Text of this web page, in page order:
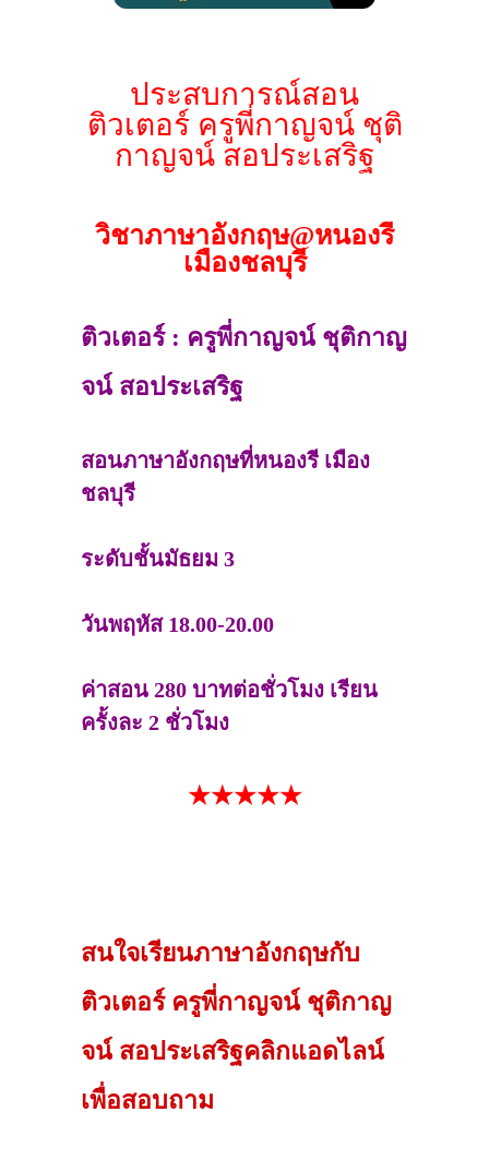
ประสบการณ์สอน
ติวเตอร์ ครูพี่กาญจน์ ชุติ
กาญจน์ สอประเสริฐ
วิชาภาษาอังกฤษ@หนองรี
เมืองชลบุรี
ติวเตอร์ : ครูพี่กาญจน์ ชุติกาญ
จน์ สอประเสริฐ
สอนภาษาอังกฤษที่หนองรี เมือง
ชลบุรี
ระดับชั้นมัธยม 3
วันพฤหัส 18.00-20.00
ค่าสอน 280 บาทต่อชั่วโมง เรียน
ครั้งละ 2 ชั่วโมง
★★★★★
สนใจเรียนภาษาอังกฤษกับ
ติวเตอร์ ครูพี่กาญจน์ ชุติกาญ
จน์ สอประเสริฐคลิกแอดไลน์
เพื่อสอบถาม